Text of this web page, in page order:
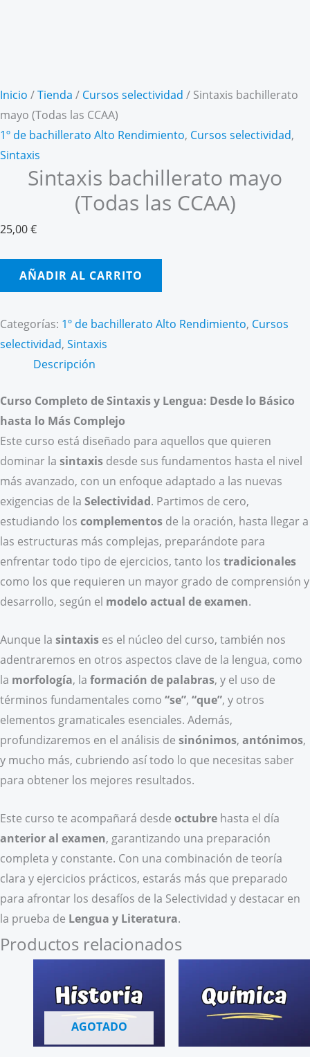
Inicio /Tienda / Cursos selectividad / Sintaxis bachillerato
mayo (Todas las CCAA)
1º de bachillerato Alto Rendimiento, Cursos selectividad,
Sintaxis
Sintaxis bachillerato mayo
(Todas las CCAA)
25,00€
Sintaxis
bachillerato
(Todas
las
AÑADIR AL CARRITO
Categorías: 1º de bachillerato Alto Rendimiento, Cursos
selectividad, Sintaxis
Descripción
Curso Completo de Sintaxis y Lengua: Desde lo Básico
hasta lo Más Complejo
Este curso está diseñado para aquellos que quieren
dominar la sintaxis desde sus fundamentos hasta el nivel
más avanzado, con un enfoque adaptado a las nuevas
exigencias de la Selectividad. Partimos de cero,
estudiando los complementos de la oración, hasta llegar a
las estructuras más complejas, preparándote para
enfrentar todo tipo de ejercicios, tanto los tradicionales
como los que requieren un mayor grado de comprensión y
desarrollo, según el modelo actual de examen.
Aunque la sintaxis es el núcleo del curso, también nos
adentraremos en otros aspectos clave de la lengua, como
la morfología, la formación de palabras, y el uso de
términos fundamentales como “se”, “que”, y otros
elementos gramaticales esenciales. Además,
profundizaremos en el análisis de sinónimos, antónimos,
y mucho más, cubriendo así todo lo que necesitas saber
para obtener los mejores resultados.
Este curso te acompañará desde octubre hasta el día
anterior al examen, garantizando una preparación
completa y constante. Con una combinación de teoría
clara y ejercicios prácticos, estarás más que preparado
para afrontar los desafíos de la Selectividad y destacar en
la prueba de Lengua y Literatura.
Productos relacionados
AGOTADO